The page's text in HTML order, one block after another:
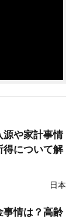
源や家計事情
得について解
日本
事情は？高齢